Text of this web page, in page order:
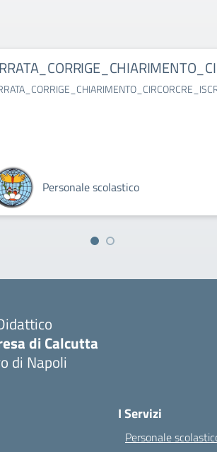
Personale scolastico
di Calcutta
di Napoli
I Servizi
Personale